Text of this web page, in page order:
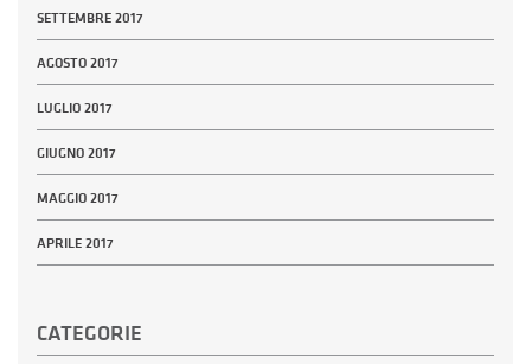
SETTEMBRE 2017
AGOSTO 2017
LUGLIO 2017
GIUGNO 2017
MAGGIO 2017
APRILE 2017
CATEGORIE